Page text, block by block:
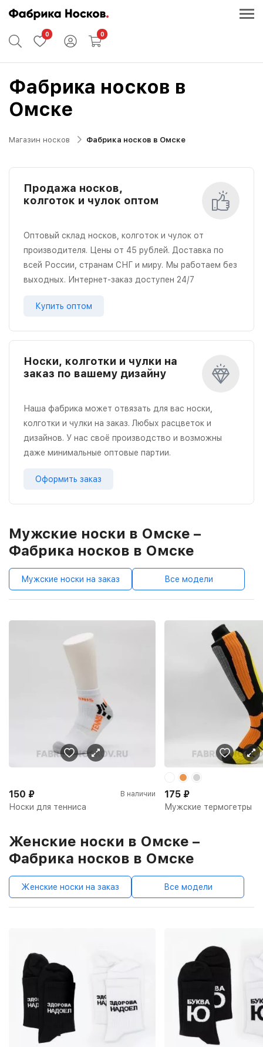
0 0
Фабрика носков в
Омске
Магазин носков Фабрика носков в Омске
Продажа носков,
колготок и чулок оптом
Оптовый склад носков, колготок и чулок от
производителя. Цены от 45 рублей. Доставка по
всей России, странам СНГ и миру. Мы работаем без
выходных. Интернет-заказ доступен 24/7
Купить оптом
Носки, колготки и чулки на
заказ по вашему дизайну
Наша фабрика может отвязать для вас носки,
колготки и чулки на заказ. Любых расцветок и
дизайнов. У нас своё производство и возможны
даже минимальные оптовые партии.
Оформить заказ
Мужские носки в Омске –
Фабрика носков в Омске
Мужские носки на заказ Все модели
Носки для тенниса
150 ₽ В наличии
Мужские термогетры
175 ₽
Женские носки в Омске –
Фабрика носков в Омске
Женские носки на заказ Все модели